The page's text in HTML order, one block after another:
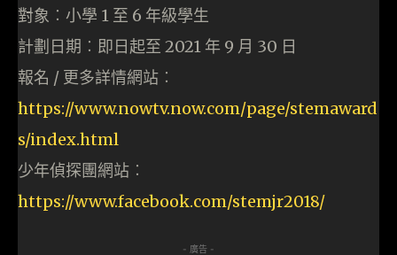
對象︰小學 1 至 6 年級學生
計劃日期︰即日起至 2021 年 9 月 30 日
報名 / 更多詳情網站︰
https://www.nowtv.now.com/page/stemaward
s/index.html
少年偵探團網站︰
https://www.facebook.com/stemjr2018/
- 廣告 -